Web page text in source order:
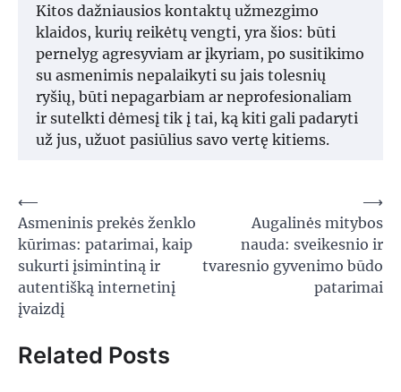
Kitos dažniausios kontaktų užmezgimo
klaidos, kurių reikėtų vengti, yra šios: būti
pernelyg agresyviam ar įkyriam, po susitikimo
su asmenimis nepalaikyti su jais tolesnių
ryšių, būti nepagarbiam ar neprofesionaliam
ir sutelkti dėmesį tik į tai, ką kiti gali padaryti
už jus, užuot pasiūlius savo vertę kitiems.
Navigacija
tarp
įrašų
⟵
Asmeninis prekės ženklo
kūrimas: patarimai, kaip
sukurti įsimintiną ir
autentišką internetinį
įvaizdį
Augalinės mitybos
nauda: sveikesnio ir
tvaresnio gyvenimo būdo
patarimai
⟶
Related Posts